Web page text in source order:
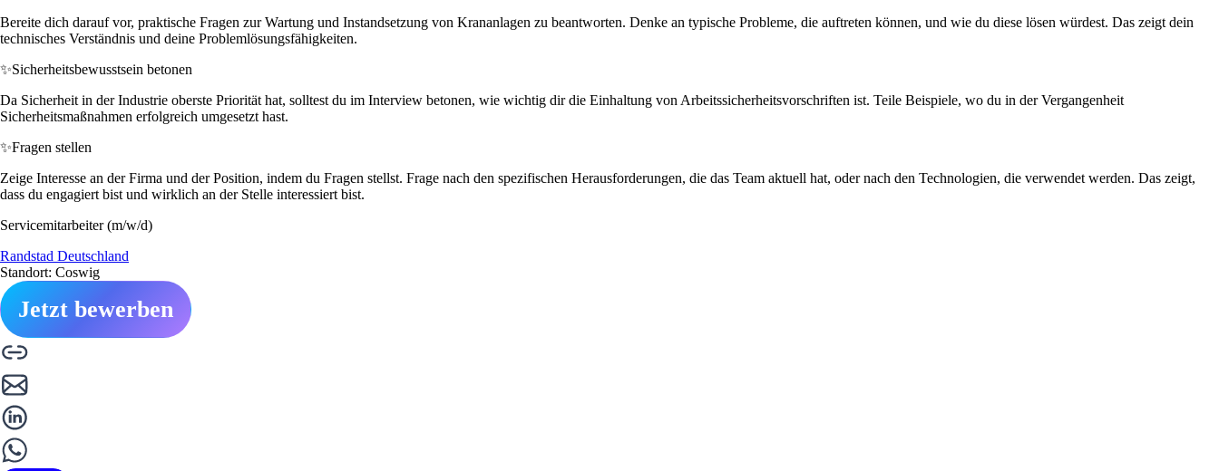
Bereite dich darauf vor, praktische Fragen zur Wartung und Instandsetzung von Krananlagen zu beantworten. Denke an typische Probleme, die auftreten können, und wie du diese lösen würdest. Das zeigt dein
technisches Verständnis und deine Problemlösungsfähigkeiten.
✨Sicherheitsbewusstsein betonen
Da Sicherheit in der Industrie oberste Priorität hat, solltest du im Interview betonen, wie wichtig dir die Einhaltung von Arbeitssicherheitsvorschriften ist. Teile Beispiele, wo du in der Vergangenheit
Sicherheitsmaßnahmen erfolgreich umgesetzt hast.
✨Fragen stellen
Zeige Interesse an der Firma und der Position, indem du Fragen stellst. Frage nach den spezifischen Herausforderungen, die das Team aktuell hat, oder nach den Technologien, die verwendet werden. Das zeigt,
dass du engagiert bist und wirklich an der Stelle interessiert bist.
Servicemitarbeiter (m/w/d)
Randstad Deutschland
Standort: Coswig
Jetzt bewerben